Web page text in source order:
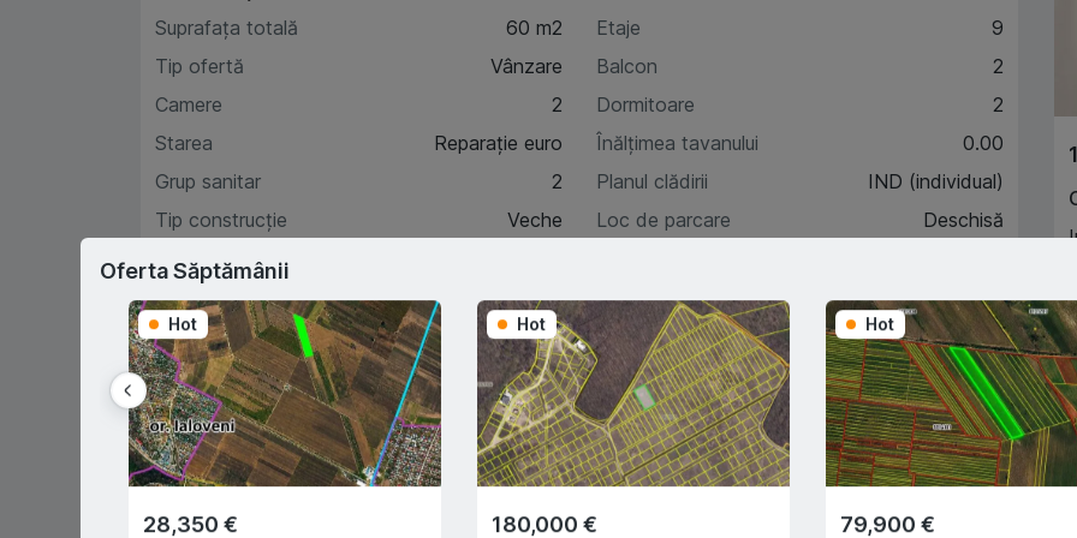
Suprafața totală
60 m2
Tip ofertă
Vânzare
Camere
2
Starea
Reparație euro
Grup sanitar
2
Tip construcție
Veche
Etaj
Etaje
9
Balcon
2
Dormitoare
2
Înălțimea tavanului
0.00
Planul clădirii
IND (individual)
Loc de parcare
Deschisă
Caracteristici
Descriere
Oferta Săptămânii
Hot
28,350 €
Hot
180,000 €
Hot
79,900 €